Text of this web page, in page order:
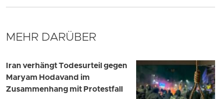
MEHR DARÜBER
Iran verhängt Todesurteil gegen
Maryam Hodavand im
Zusammenhang mit Protestfall